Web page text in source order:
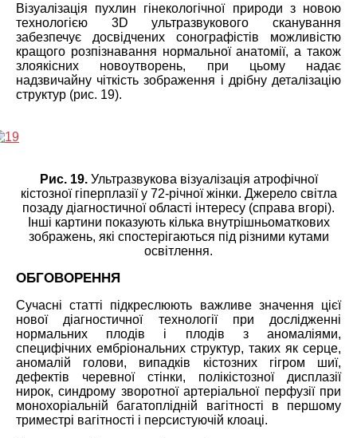
Візуалізація пухлин гінекологічної природи з новою
технологією 3D ультразвукового сканування
забезпечує досвідчених сонографістів можливістю
кращого розпізнавання нормальної анатомії, а також
злоякісних новоутворень, при цьому надає
надзвичайну чіткість зображення і дрібну деталізацію
структур (рис. 19).
Рис. 19.Ультразвукова візуалізація атрофічної
кістозної гіперплазії у 72-річної жінки. Джерело світла
позаду діагностичної області інтересу (справа вгорі).
Інші картини показують кілька внутрішньоматкових
зображень, які спостерігаються під різними кутами
освітлення.
ОБГОВОРЕННЯ
Сучасні статті підкреслюють важливе значення цієї
нової діагностичної технології при дослідженні
нормальних плодів і плодів з аномаліями,
специфічних ембріональних структур, таких як серце,
аномалій голови, випадків кістозних гігром шиї,
дефектів черевної стінки, полікістозної дисплазії
нирок, синдрому зворотної артеріальної перфузії при
монохоріальній багатоплідній вагітності в першому
триместрі вагітності і персистуючій клоаці.